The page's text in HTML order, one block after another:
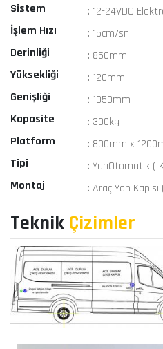
Sistem
: 12-24VDC
İşlem Hızı
: 15cm/sn
Derinliği
: 850mm
Yüksekliği
: 120mm
Genişliği
: 1050mm
Kapasite
: 300kg
Platform
: 800mm x
Tipi
: YarıOtomatik (
Montaj
: Araç Yan
Teknik Çizimler